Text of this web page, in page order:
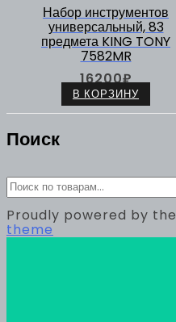
Набор инструментов
универсальный, 83
предмета KING TONY
7582MR
16200₽
В КОРЗИНУ
Поиск
Proudly powered by the
theme